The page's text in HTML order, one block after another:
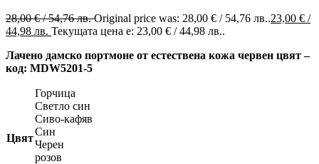
28,00€/ 54,76 лв.Original price was: 28,00 € / 54,76 лв..23,00 € /
44,98 лв. Текущата цена е: 23,00 € / 44,98 лв..
Лачено дамско портмоне от естествена кожа червен цвят –
код: MDW5201-5
Цвят
Горчица
Светло син
Сиво-кафяв
Син
Черен
розов